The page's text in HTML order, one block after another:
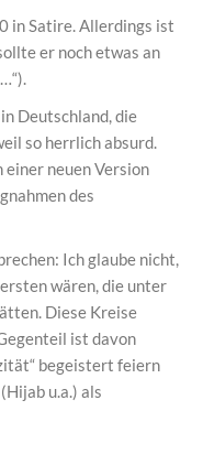
in Satire. Allerdings ist
er noch etwas an
Deutschland, die
so herrlich absurd.
neuen Version
des
Ich glaube nicht,
wären, die unter
Diese Kreise
ist davon
begeistert feiern
u.a.) als